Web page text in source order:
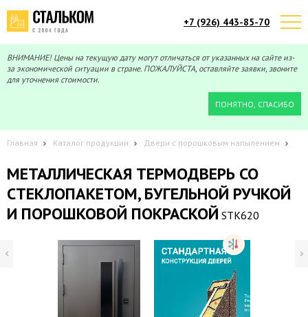
+7 (926) 443-85-70
ВНИМАНИЕ! Цены на текущую дату могут отличаться от указанных на сайте из-
за экономической ситуации в стране. ПОЖАЛУЙСТА, оставляйте заявки, звоните
для уточнения стоимости.
ПОНЯТНО, СПАСИБО
Главная Каталог продукции Двери с порошковым напылением
МЕТАЛЛИЧЕСКАЯ ТЕРМОДВЕРЬ СО
СТЕКЛОПАКЕТОМ, БУГЕЛЬНОЙ РУЧКОЙ
И ПОРОШКОВОЙ ПОКРАСКОЙ STK620
Telegram
Max